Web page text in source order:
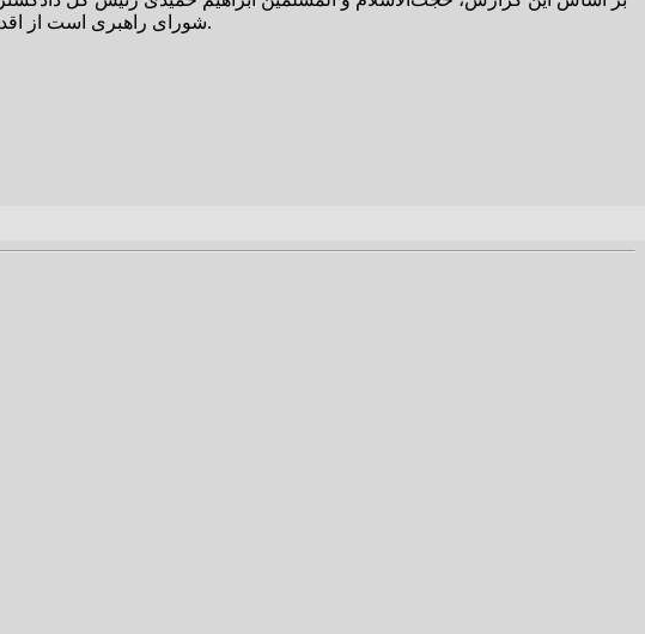
شورای راهبری است از اقدامات صورت گرفته در اجرای قانون بویژه در حوزه تبیین و اطلاع‌رسانی قدردانی و بر ضرورت استمرار این اقدامات تاکید کرد.